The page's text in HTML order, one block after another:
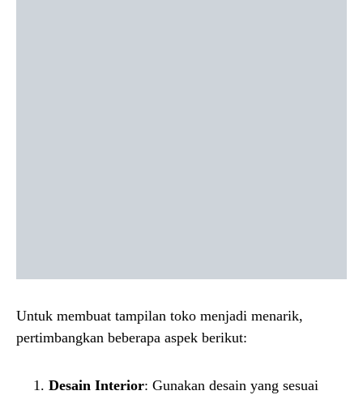
Untuk membuat tampilan toko menjadi menarik,
pertimbangkan beberapa aspek berikut:
Desain Interior: Gunakan desain yang sesuai